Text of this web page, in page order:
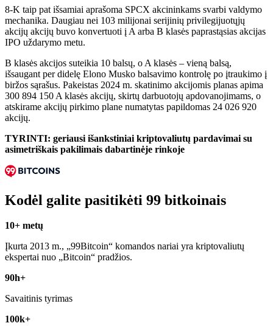
8-K taip pat išsamiai aprašoma SPCX akcininkams svarbi valdymo
mechanika. Daugiau nei 103 milijonai serijinių privilegijuotųjų
akcijų akcijų buvo konvertuoti į A arba B klasės paprastąsias akcijas
IPO uždarymo metu.
B klasės akcijos suteikia 10 balsų, o A klasės – vieną balsą,
išsaugant per didelę Elono Musko balsavimo kontrolę po įtraukimo į
biržos sąrašus. Pakeistas 2024 m. skatinimo akcijomis planas apima
300 894 150 A klasės akcijų, skirtų darbuotojų apdovanojimams, o
atskirame akcijų pirkimo plane numatytas papildomas 24 026 920
akcijų.
TYRINTI: geriausi išankstiniai kriptovaliutų pardavimai su
asimetriškais pakilimais dabartinėje rinkoje
Kodėl galite pasitikėti 99 bitkoinais
10+ metų
Įkurta 2013 m., „99Bitcoin“ komandos nariai yra kriptovaliutų
ekspertai nuo „Bitcoin“ pradžios.
90h+
Savaitinis tyrimas
100k+